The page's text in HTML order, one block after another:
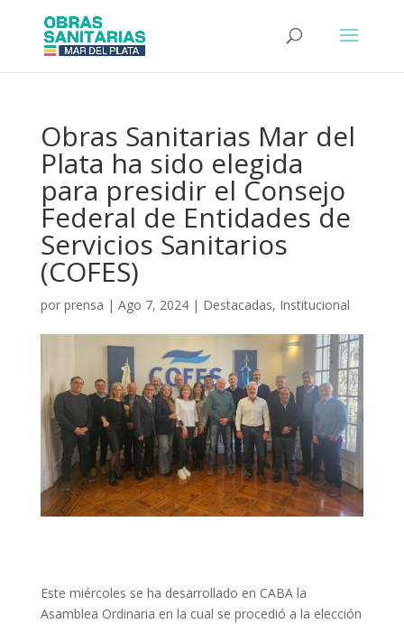
Obras Sanitarias Mar del
Plata ha sido elegida
para presidir el Consejo
Federal de Entidades de
Servicios Sanitarios
(COFES)
por prensa | Ago 7, 2024| Destacadas, Institucional
Este miércoles se ha desarrollado en CABA la
Asamblea Ordinaria en la cual se procedió a la elección